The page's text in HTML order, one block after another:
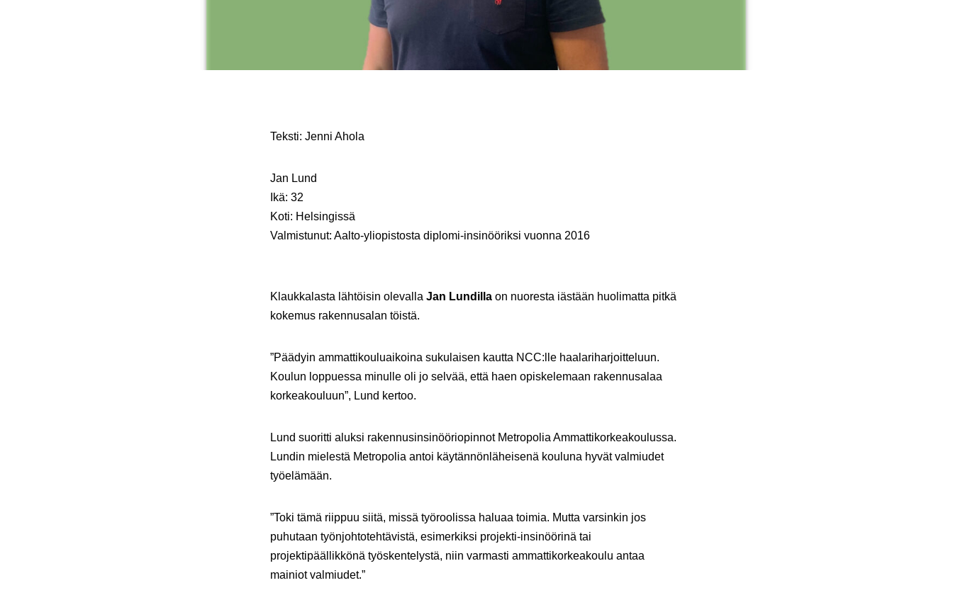
Teksti: Jenni Ahola
Jan Lund
Ikä: 32
Koti: Helsingissä
Valmistunut: Aalto-yliopistosta diplomi-insinööriksi vuonna 2016
Klaukkalasta lähtöisin olevalla Jan Lundilla on nuoresta iästään huolimatta pitkä
kokemus rakennusalan töistä.
”Päädyin ammattikouluaikoina sukulaisen kautta NCC:lle haalariharjoitteluun.
Koulun loppuessa minulle oli jo selvää, että haen opiskelemaan rakennusalaa
korkeakouluun”, Lund kertoo.
Lund suoritti aluksi rakennusinsinööriopinnot Metropolia Ammattikorkeakoulussa.
Lundin mielestä Metropolia antoi käytännönläheisenä kouluna hyvät valmiudet
työelämään.
”Toki tämä riippuu siitä, missä työroolissa haluaa toimia. Mutta varsinkin jos
puhutaan työnjohtotehtävistä, esimerkiksi projekti-insinöörinä tai
projektipäällikkönä työskentelystä, niin varmasti ammattikorkeakoulu antaa
mainiot valmiudet.”